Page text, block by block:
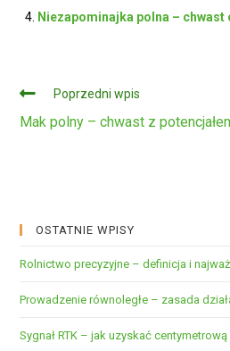
Niezapominajka polna – chwast
Czytaj
dalej
Poprzedni wpis
Mak polny – chwast z
OSTATNIE WPISY
Rolnictwo precyzyjne – definicja i
Prowadzenie równoległe – zasada
Sygnał RTK – jak uzyskać